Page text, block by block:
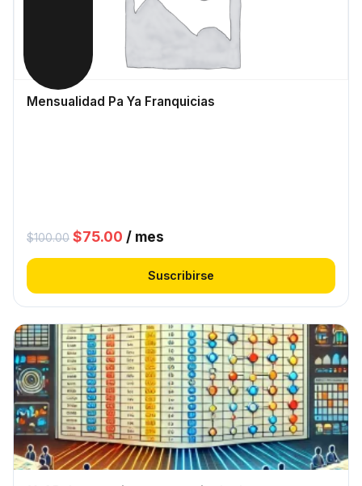
Mensualidad Pa Ya Franquicias
$100.00 El
precio
era:
$100.00.
$75.00 El
precio
actual
es:
$75.00.
/ mes
Suscribirse